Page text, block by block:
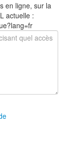
en ligne, sur la
actuelle :